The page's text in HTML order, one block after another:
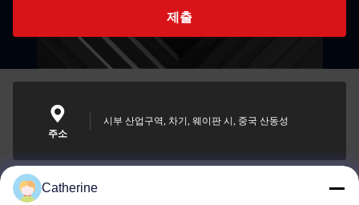
제출
주소
시부 산업구역, 차기, 웨이판 시, 중국 산동성
Catherine